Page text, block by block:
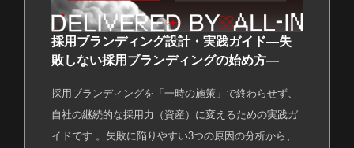
採用ブランディング設計・実践ガイド―失
敗しない採用ブランディングの始め方―
採用ブランディングを「一時の施策」で終わらせず、
自社の継続的な採用力（資産）に変えるための実践ガ
イドです 。失敗に陥りやすい3つの原因の分析から、